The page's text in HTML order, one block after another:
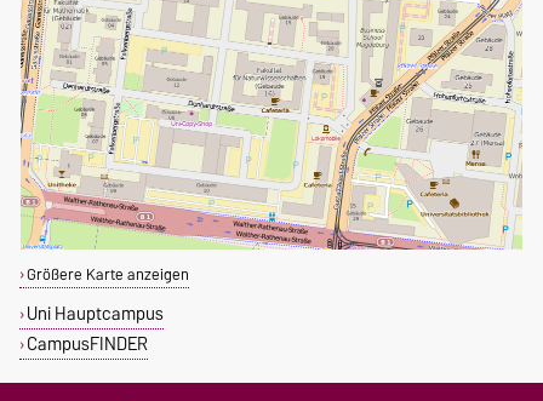
Größere Karte anzeigen
Uni Hauptcampus
CampusFINDER